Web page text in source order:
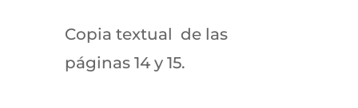
Copia textual de las
páginas 14 y 15.